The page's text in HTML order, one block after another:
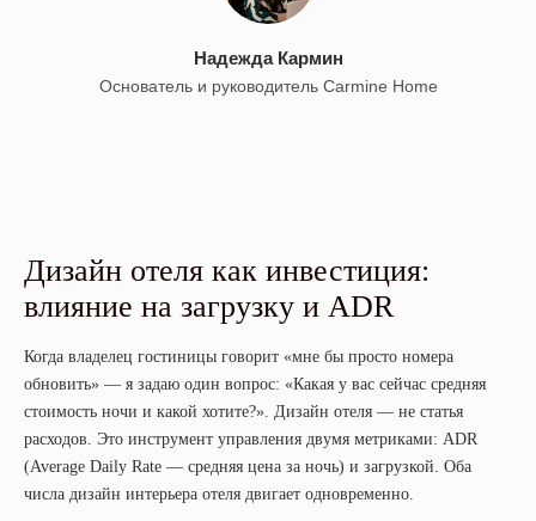
Надежда Кармин
Основатель и руководитель Carmine Home
Дизайн отеля как инвестиция:
влияние на загрузку и ADR
Когда владелец гостиницы говорит «мне бы просто номера
обновить» — я задаю один вопрос: «Какая у вас сейчас средняя
стоимость ночи и какой хотите?». Дизайн отеля — не статья
расходов. Это инструмент управления двумя метриками: ADR
(Average Daily Rate — средняя цена за ночь) и загрузкой. Оба
числа дизайн интерьера отеля двигает одновременно.